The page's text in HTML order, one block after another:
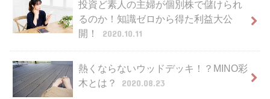
投資ど素人の主婦が個別株で儲けられ
るのか！知識ゼロから得た利益大公
開！
2020.10.11
熱くならないウッドデッキ！？MINO彩
木とは？
2020.08.23